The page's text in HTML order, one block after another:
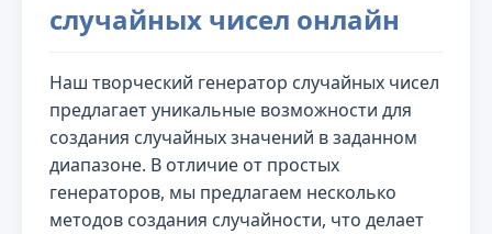
случайных чисел онлайн
Наш творческий генератор случайных чисел
предлагает уникальные возможности для
создания случайных значений в заданном
диапазоне. В отличие от простых
генераторов, мы предлагаем несколько
методов создания случайности, что делает